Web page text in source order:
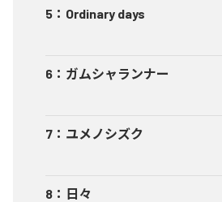
5 ： Ordinary days
6 ： ガムシャランナー
7 ： ユメノシズク
8 ： 日々